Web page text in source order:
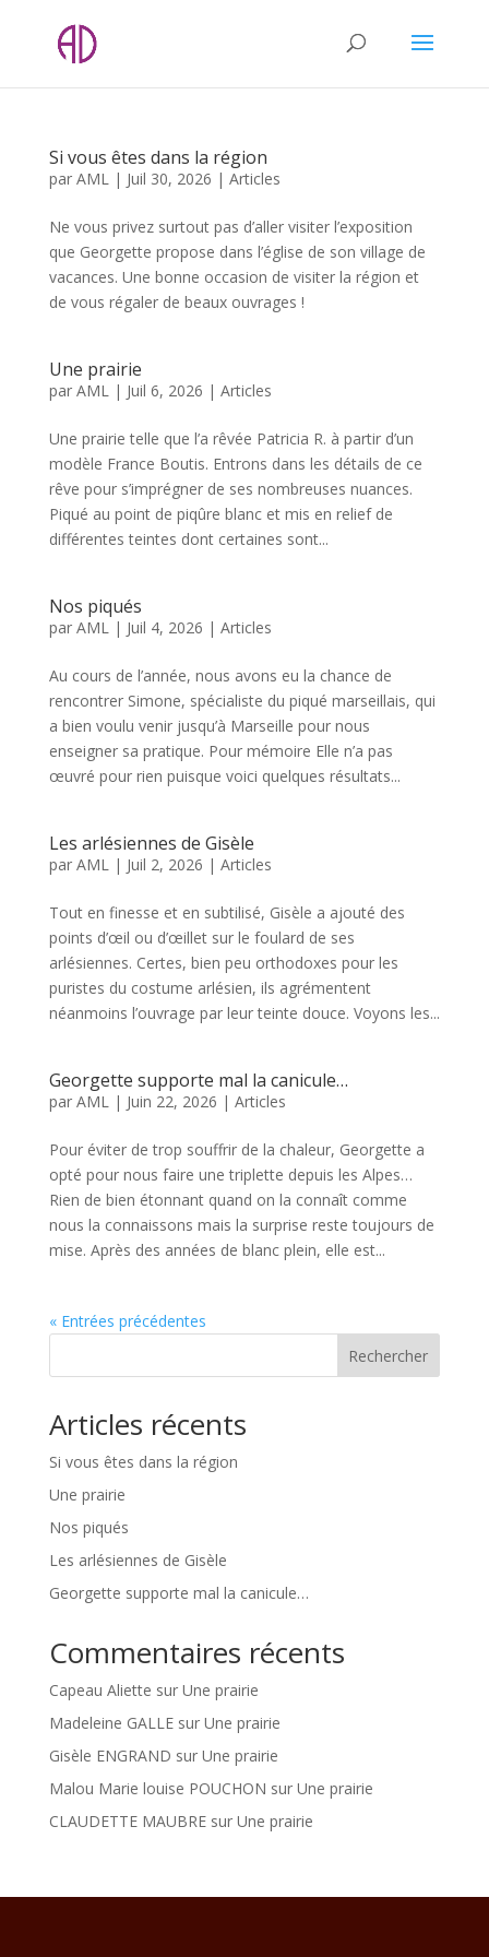
Si vous êtes dans la région
par AML| Juil 30, 2026 | Articles
Ne vous privez surtout pas d’aller visiter l’exposition
que Georgette propose dans l’église de son village de
vacances. Une bonne occasion de visiter la région et
de vous régaler de beaux ouvrages !
Une prairie
par AML| Juil 6, 2026 | Articles
Une prairie telle que l’a rêvée Patricia R. à partir d’un
modèle France Boutis. Entrons dans les détails de ce
rêve pour s’imprégner de ses nombreuses nuances.
Piqué au point de piqûre blanc et mis en relief de
différentes teintes dont certaines sont...
Nos piqués
par AML| Juil 4, 2026 | Articles
Au cours de l’année, nous avons eu la chance de
rencontrer Simone, spécialiste du piqué marseillais, qui
a bien voulu venir jusqu’à Marseille pour nous
enseigner sa pratique. Pour mémoire Elle n’a pas
œuvré pour rien puisque voici quelques résultats...
Les arlésiennes de Gisèle
par AML| Juil 2, 2026 | Articles
Tout en finesse et en subtilisé, Gisèle a ajouté des
points d’œil ou d’œillet sur le foulard de ses
arlésiennes. Certes, bien peu orthodoxes pour les
puristes du costume arlésien, ils agrémentent
néanmoins l’ouvrage par leur teinte douce. Voyons les...
Georgette supporte mal la canicule…
par AML| Juin 22, 2026 | Articles
Pour éviter de trop souffrir de la chaleur, Georgette a
opté pour nous faire une triplette depuis les Alpes…
Rien de bien étonnant quand on la connaît comme
nous la connaissons mais la surprise reste toujours de
mise. Après des années de blanc plein, elle est...
« Entrées précédentes
Rechercher
Articles récents
Si vous êtes dans la région
Une prairie
Nos piqués
Les arlésiennes de Gisèle
Georgette supporte mal la canicule…
Commentaires récents
Capeau Aliette sur Une prairie
Madeleine GALLEsur Une prairie
Gisèle ENGRAND sur Une prairie
Malou Marie louise POUCHON sur Une prairie
CLAUDETTE MAUBREsur Une prairie